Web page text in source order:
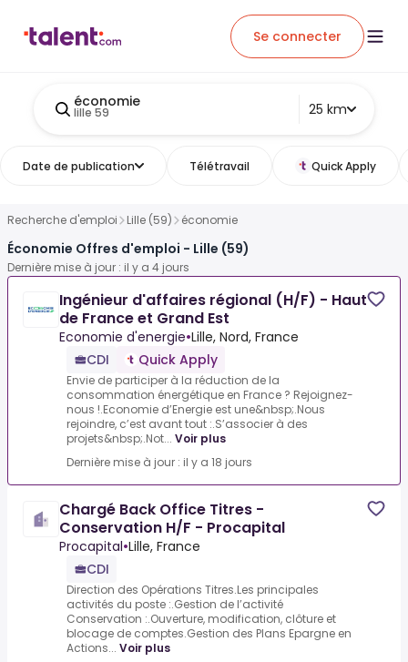
Se connecter
économie
lille 59 25 km
Date de publication Télétravail Quick Apply
Recherche d'emploi Lille (59) économie
Économie Offres d'emploi - Lille (59)
Dernière mise à jour : il y a 4 jours
Ingénieur d'affaires régional (H/F) - Haut
de France et Grand Est
Economie d'energie•Lille, Nord, France
CDI
Quick Apply
Envie de participer à la réduction de la
consommation énergétique en France ? Rejoignez-
nous !.Economie d’Energie est une&nbsp;.Nous
rejoindre, c’est avant tout :.S’associer à des
projets&nbsp;.Not... Voir plus
Dernière mise à jour : il y a 18 jours
Chargé Back Office Titres -
Conservation H/F - Procapital
Procapital•Lille, France
CDI
Direction des Opérations Titres.Les principales
activités du poste :.Gestion de l’activité
Conservation :.Ouverture, modification, clôture et
blocage de comptes.Gestion des Plans Epargne en
Actions... Voir plus